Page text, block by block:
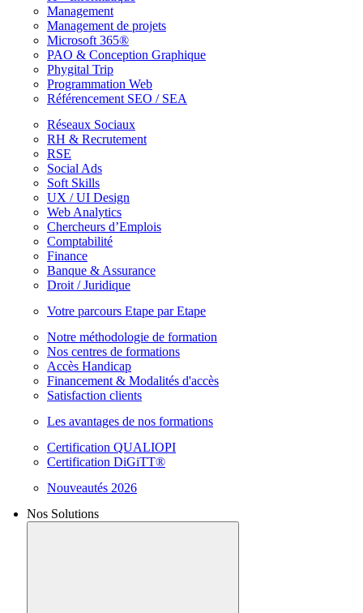
Management
Management de projets
Microsoft 365®
PAO & Conception Graphique
Phygital Trip
Programmation Web
Référencement SEO / SEA
Réseaux Sociaux
RH & Recrutement
RSE
Social Ads
Soft Skills
UX / UI Design
Web Analytics
Chercheurs d’Emplois
Comptabilité
Finance
Banque & Assurance
Droit / Juridique
Votre parcours Etape par Etape
Notre méthodologie de formation
Nos centres de formations
Accès Handicap
Financement & Modalités d'accès
Satisfaction clients
Les avantages de nos formations
Certification QUALIOPI
Certification DiGiTT®
Nouveautés 2026
Nos Solutions